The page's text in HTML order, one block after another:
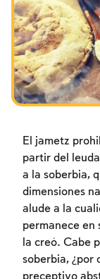
Los ayunos por
Janucá
Purim
El jametz
partir del
a la soberbia,
dimensiones
alude a la
permanece en
la creó. Cabe
soberbia, ¿por
preceptivo